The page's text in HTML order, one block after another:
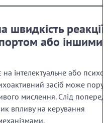
швидкість
або іншими
інтелектуальне або
засіб може
мислення. Слід
впливу на керування